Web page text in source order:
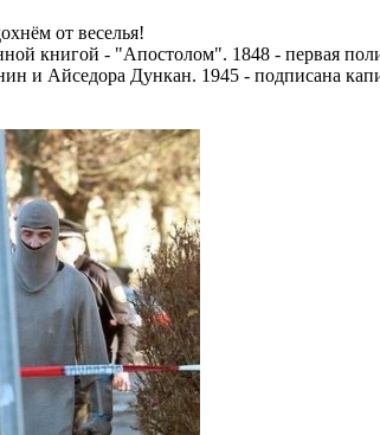
от веселья!
книгой - "Апостолом". 1848 - первая
и Айседора Дункан. 1945 - подписана